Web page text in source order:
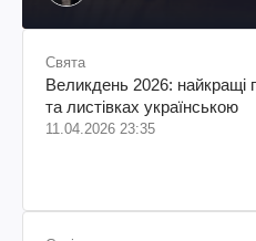
Свята
Великдень 2026: найкращі
та листівках українською
11.04.2026 23:35